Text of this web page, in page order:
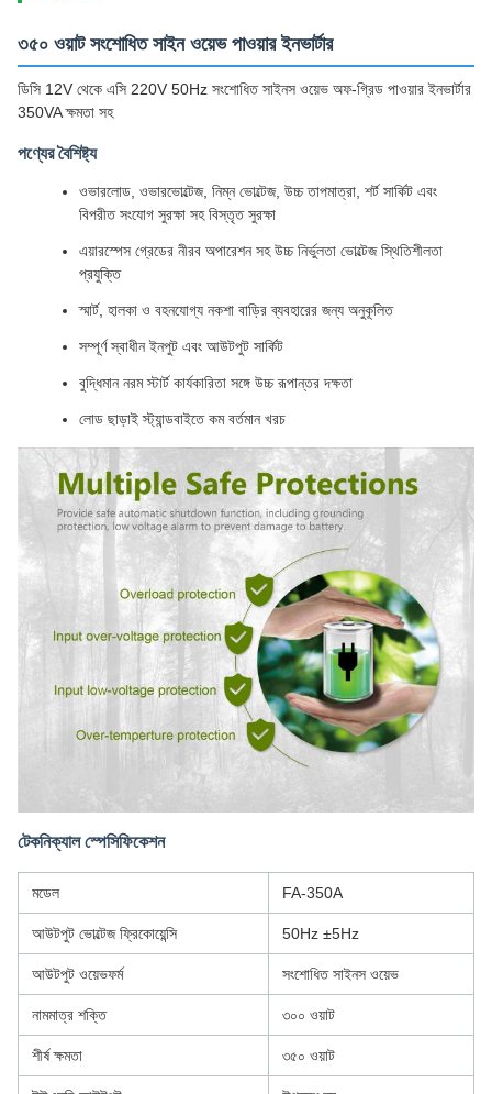
৩৫০ ওয়াট সংশোধিত সাইন ওয়েভ পাওয়ার ইনভার্টার
ডিসি 12V থেকে এসি 220V 50Hz সংশোধিত সাইনস ওয়েভ অফ-গ্রিড পাওয়ার ইনভার্টার
350VA ক্ষমতা সহ
পণ্যের বৈশিষ্ট্য
ওভারলোড, ওভারভোল্টেজ, নিম্ন ভোল্টেজ, উচ্চ তাপমাত্রা, শর্ট সার্কিট এবং
বিপরীত সংযোগ সুরক্ষা সহ বিস্তৃত সুরক্ষা
এয়ারস্পেস গ্রেডের নীরব অপারেশন সহ উচ্চ নির্ভুলতা ভোল্টেজ স্থিতিশীলতা
প্রযুক্তি
স্মার্ট, হালকা ও বহনযোগ্য নকশা বাড়ির ব্যবহারের জন্য অনুকূলিত
সম্পূর্ণ স্বাধীন ইনপুট এবং আউটপুট সার্কিট
বুদ্ধিমান নরম স্টার্ট কার্যকারিতা সঙ্গে উচ্চ রূপান্তর দক্ষতা
লোড ছাড়াই স্ট্যান্ডবাইতে কম বর্তমান খরচ
টেকনিক্যাল স্পেসিফিকেশন
মডেল FA-350A
আউটপুট ভোল্টেজ ফ্রিকোয়েন্সি 50Hz ±5Hz
আউটপুট ওয়েভফর্ম সংশোধিত সাইনস ওয়েভ
নামমাত্র শক্তি ৩০০ ওয়াট
শীর্ষ ক্ষমতা ৩৫০ ওয়াট